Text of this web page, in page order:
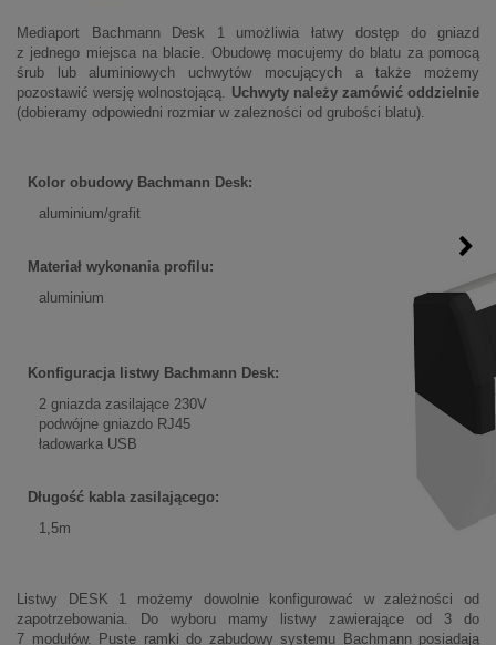
Mediaport Bachmann Desk 1 umożliwia łatwy dostęp do gniazd
z jednego miejsca na blacie. Obudowę mocujemy do blatu za pomocą
śrub lub aluminiowych uchwytów mocujących a także możemy
pozostawić wersję wolnostojącą. Uchwyty należy zamówić oddzielnie
(dobieramy odpowiedni rozmiar w zalezności od grubości blatu).
Kolor obudowy Bachmann Desk:
aluminium/grafit
Materiał wykonania profilu:
aluminium
Konfiguracja listwy Bachmann Desk:
2 gniazda zasilające 230V
podwójne gniazdo RJ45
ładowarka USB
Długość kabla zasilającego:
1,5m
Listwy DESK 1 możemy dowolnie konfigurować w zależności od
zapotrzebowania. Do wyboru mamy listwy zawierające od 3 do
7 modułów. Puste ramki do zabudowy systemu Bachmann posiadają